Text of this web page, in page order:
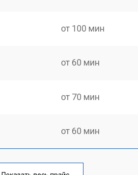
от 100 мин
от 60 мин
от 70 мин
от 60 мин